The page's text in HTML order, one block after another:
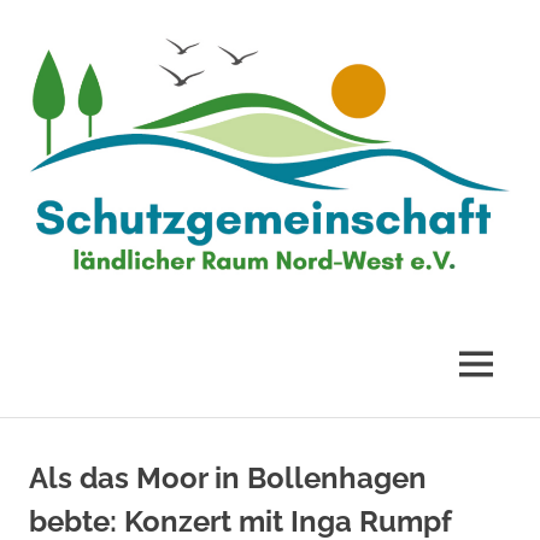
springen
Nord-
MENÜ
Als das Moor in Bollenhagen
bebte: Konzert mit Inga Rumpf